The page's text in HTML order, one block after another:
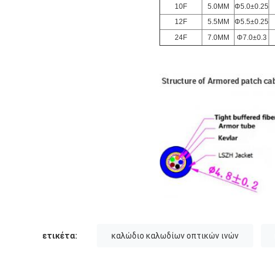
10F
5.0MM Φ5.0±0.25
12F
5.5MM Φ5.5±0.25
24F
7.0MM Φ7.0±0.3
ετικέτα: καλώδιο καλωδίων οπτικών ινών